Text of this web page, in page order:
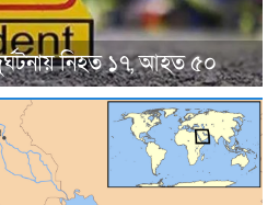
নিহত ১৭, আহত ৫০